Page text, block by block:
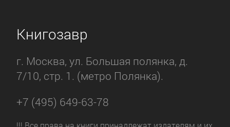
Книгозавр
г. Москва, ул. Большая полянка, д.
7/10, стр. 1. (метро Полянка).
+7 (495) 649-63-78